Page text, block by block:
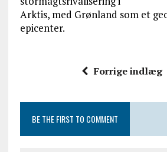
Arktis, med Grønland som et
epicenter.
Forrige indlæg
BE THE FIRST TO COMMENT